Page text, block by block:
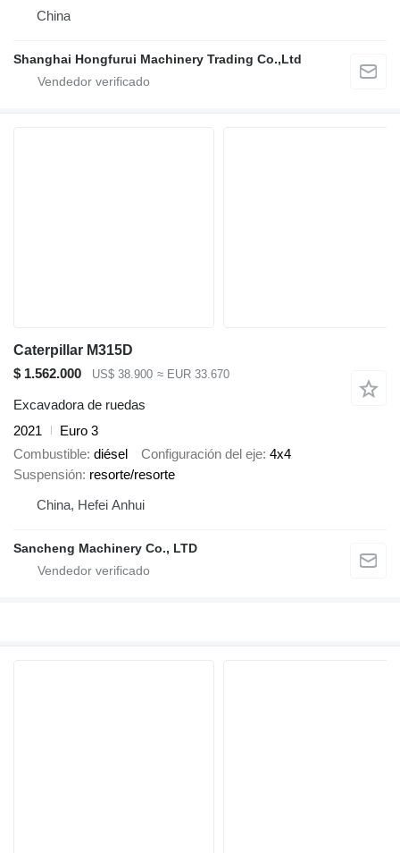
China
Shanghai Hongfurui Machinery Trading Co.,Ltd
Caterpillar M315D
$ 1.562.000
US$ 38.900 ≈ EUR 33.670
Excavadora de ruedas
2021
Euro 3
Combustible diésel Configuración del eje 4x4
Suspensión resorte/resorte
China, Hefei Anhui
Sancheng Machinery Co., LTD